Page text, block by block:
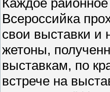
Всероссийка
свои выставки и
жетоны,
выставкам, по
встрече на